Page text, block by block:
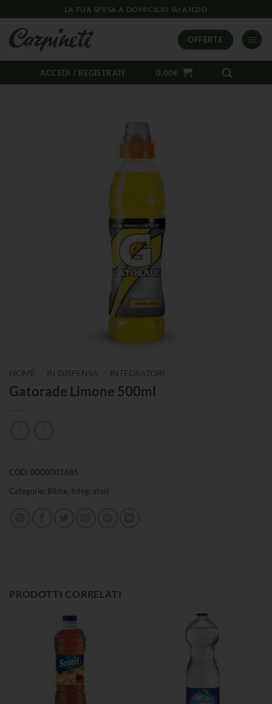
LA TUA SPESA A DOMICILIO SU ANZIO
OFFERTE
ACCEDI / REGISTRATI 0,00€
HOME IN DISPENSA INTEGRATORI
Gatorade Limone 500ml
COD: 0000001685
Categorie: Bibite, Integratori
PRODOTTI CORRELATI